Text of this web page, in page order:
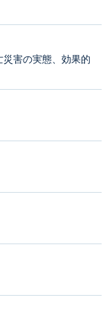
災害の実態、効果的